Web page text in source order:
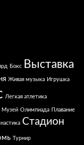
Бокс Выставка
Живая музыка Игрушка
Легкая атлетика
Музей Олимпиада Плавание
Стадион
Турнир